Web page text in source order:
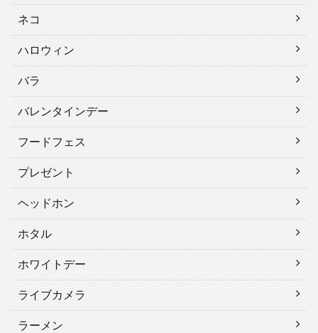
ネコ
ハロウィン
バラ
バレンタインデー
フードフェス
プレゼント
ヘッドホン
ホタル
ホワイトデー
ライブカメラ
ラーメン